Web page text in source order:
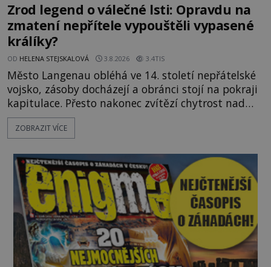
Zrod legend o válečné lsti: Opravdu na
zmatení nepřítele vypouštěli vypasené
králíky?
OD HELENA STEJSKALOVÁ 3.8.2026 3.4TIS
Město Langenau obléhá ve 14. století nepřátelské
vojsko, zásoby docházejí a obránci stojí na pokraji
kapitulace. Přesto nakonec zvítězí chytrost nad
hrubou silou. Podle staré německé legendy vypustí
obyvatelé za hradby dobře živeného králíka, aby
dost. Čas pracuje pro obléhatele. Ve městě ubývají
zásoby a každý den znamená další porci strádá
ZOBRAZIT VÍCE